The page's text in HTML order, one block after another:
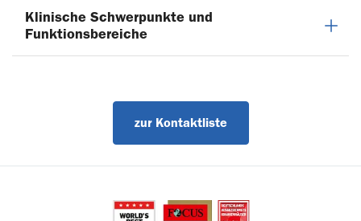
Klinische Schwerpunkte und
Funktionsbereiche
zur Kontaktliste